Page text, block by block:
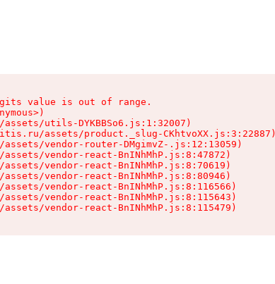
value is out of range.
utils-DYKBBSo6.js:1:32007)
assets/product._slug-CKhtvoXX.js:3:22887)
vendor-router-DMgimvZ-.js:12:13059)
vendor-react-BnINhMhP.js:8:47872)
vendor-react-BnINhMhP.js:8:70619)
vendor-react-BnINhMhP.js:8:80946)
vendor-react-BnINhMhP.js:8:116566)
vendor-react-BnINhMhP.js:8:115643)
vendor-react-BnINhMhP.js:8:115479)